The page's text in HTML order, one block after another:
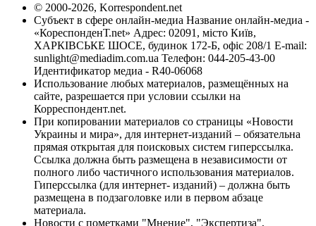
© 2000-2026, Korrespondent.net
Субъект в сфере онлайн-медиа Название онлайн-медиа -
«КореспонденТ.net» Адрес: 02091, місто Київ,
ХАРКІВСЬКЕ ШОСЕ, будинок 172-Б, офіс 208/1 E-mail:
sunlight@mediadim.com.ua Телефон: 044-205-43-00
Идентификатор медиа - R40-06068
Использование любых материалов, размещённых на
сайте, разрешается при условии ссылки на
Корреспондент.net.
При копировании материалов со страницы «Новости
Украины и мира», для интернет-изданий – обязательна
прямая открытая для поисковых систем гиперссылка.
Ссылка должна быть размещена в независимости от
полного либо частичного использования материалов.
Гиперссылка (для интернет- изданий) – должна быть
размещена в подзаголовке или в первом абзаце
материала.
Новости с пометками "Мнение", "Экспертиза",